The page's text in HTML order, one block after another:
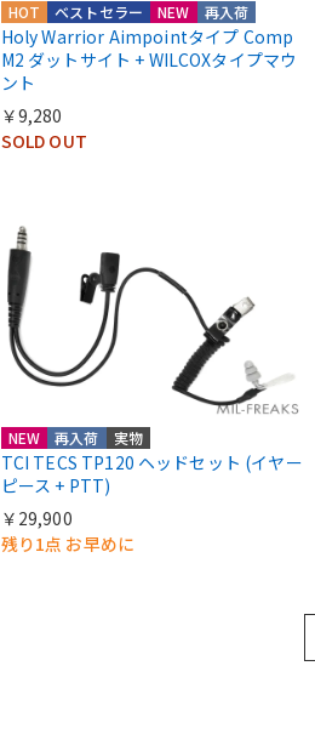
HOT NEW 再入荷
ベストセラー
Holy Warrior Aimpointタイプ Comp
M2 ダットサイト + WILCOXタイプマウ
ント
￥9,280
SOLD OUT
NEW 再入荷 実物
TCI TECS TP120 ヘッドセット (イヤー
ピース + PTT)
￥29,900
残り1点 お早めに